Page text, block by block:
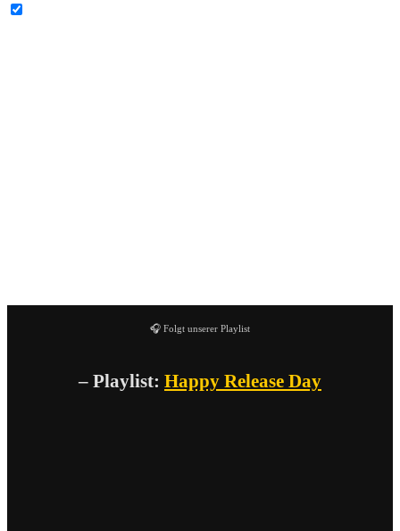
🎧 Folgt unserer Playlist
– Playlist: Happy Release Day